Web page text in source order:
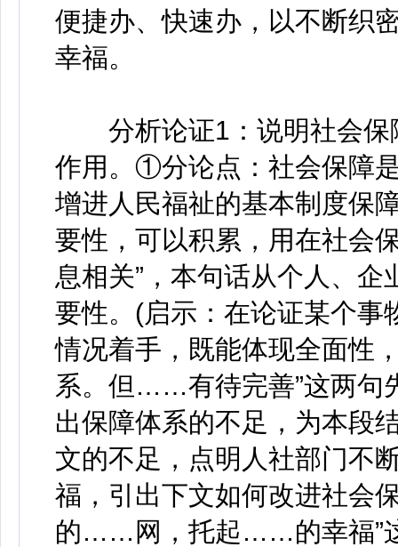
便捷办、快速办，以不断织
幸福。
分析论证1：说明社会保
作用。①分论点：社会保障
增进人民福祉的基本制度保
要性，可以积累，用在社
息相关”，本句话从个人、
要性。(启示：在论证某个事
情况着手，既能体现全面
系。但……有待完善”这两句
出保障体系的不足，为本段
文的不足，点明人社部门不
福，引出下文如何改进社会
的……网，托起……的幸福”